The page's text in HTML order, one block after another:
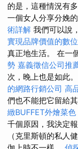
的是，這種情況有
一個女人分享分娩
術詳解 我們可以說
實現品牌價值的數
真正地生活。 在一
勢 嘉義徵信公司推
次，晚上也是如此。
的網路行銷公司 高
們也不能把它留給
緻BUFFET外燴菜色
千個原因，我決定
（克里斯頓的私人